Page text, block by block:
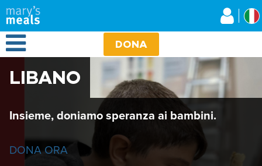
Salta
al
contenuto
principale
Open Menu DONA
LIBANO
Insieme, doniamo speranza ai bambini.
DONA ORA